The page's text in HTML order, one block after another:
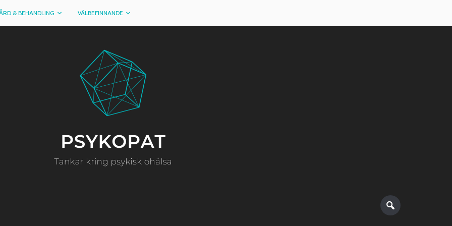
& BEHANDLING VÄLBEFINNANDE